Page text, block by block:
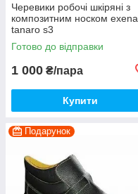
Черевики робочі шкіряні з
композитним носком exena
tanaro s3
Готово до відправки
1 000 ₴/пара
Купити
Подарунок